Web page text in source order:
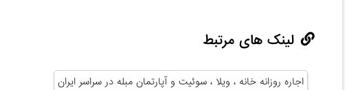
لینک های مرتبط
اجاره روزانه خانه ، ویلا ، سوئیت و آپارتمان مبله در سراسر ایران